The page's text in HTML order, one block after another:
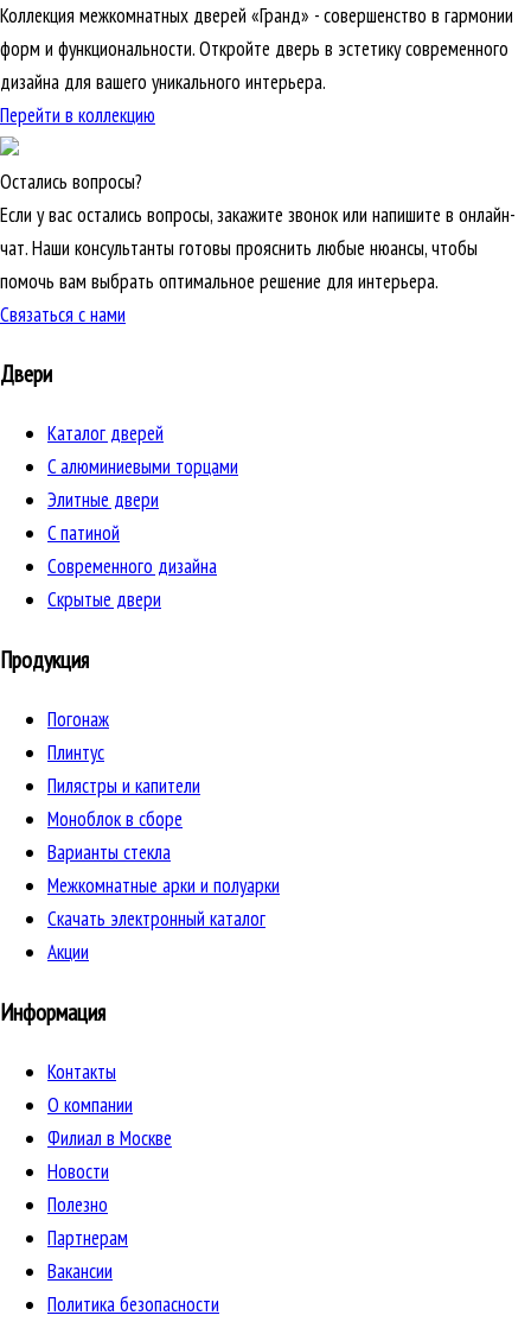
Коллекция межкомнатных дверей «Гранд» - совершенство в гармонии
форм и функциональности. Откройте дверь в эстетику современного
дизайна для вашего уникального интерьера.
Перейти в коллекцию
Остались вопросы?
Если у вас остались вопросы, закажите звонок или напишите в онлайн-
чат. Наши консультанты готовы прояснить любые нюансы, чтобы
помочь вам выбрать оптимальное решение для интерьера.
Связаться с нами
Двери
Каталог дверей
C алюминиевыми торцами
Элитные двери
C патиной
Cовременного дизайна
Скрытые двери
Продукция
Погонаж
Плинтус
Пилястры и капители
Моноблок в сборе
Варианты стекла
Межкомнатные арки и полуарки
Скачать электронный каталог
Акции
Информация
Контакты
О компании
Филиал в Москве
Новости
Полезно
Партнерам
Вакансии
Политика безопасности